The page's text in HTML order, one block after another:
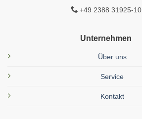
+49 2388 31925-10
Unternehmen
Über uns
Service
Kontakt